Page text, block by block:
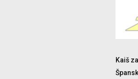
Kaiš